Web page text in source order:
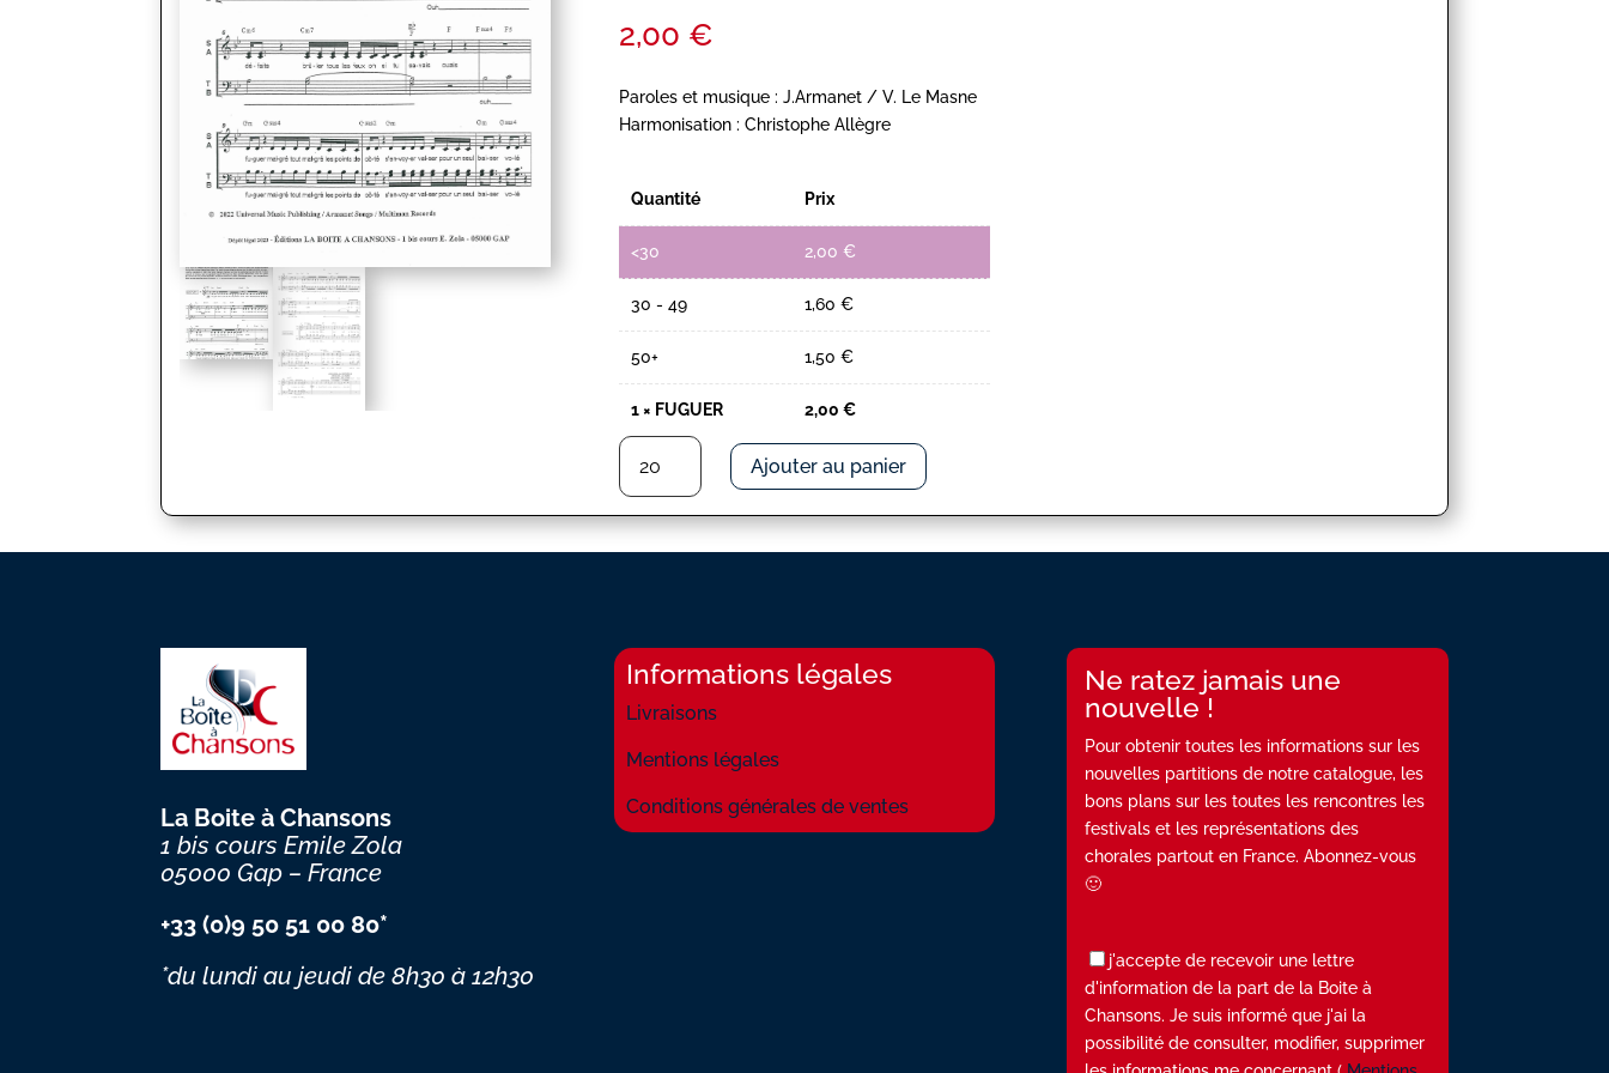
2,00 €
Paroles et musique : J.Armanet / V. Le Masne
Harmonisation : Christophe Allègre
Quantité Prix
<30 2,00 €
30 - 49 1,60 €
50+ 1,50 €
1 × FUGUER 2,00 €
quantité
FUGUER
Ajouter au panier
La Boite à Chansons
1 bis cours Emile Zola
05000 Gap – France
+33 (0)9 50 51 00 80*
*du lundi au jeudide 8h30 à 12h30
Informations légales
Livraisons
Mentions légales
Conditions générales de ventes
Ne ratez jamais une
nouvelle !
Pour obtenir toutes les informations sur les
nouvelles partitions de notre catalogue, les
bons plans sur les toutes les rencontres les
festivals et les représentations des
chorales partout en France. Abonnez-vous
🙂
j'accepte de recevoir une lettre
d'information de la part de la Boite à
Chansons. Je suis informé que j'ai la
possibilité de consulter, modifier, supprimer